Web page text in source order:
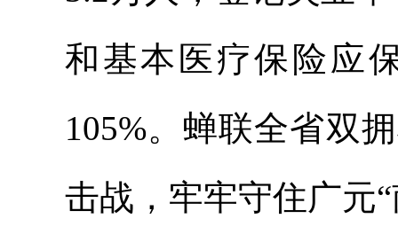
和基本医疗保险应
105%。蝉联全省双
击战，牢牢守住广元